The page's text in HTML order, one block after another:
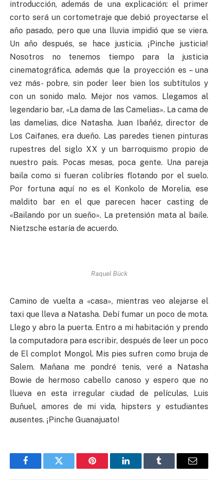
introducción, además de una explicación: el primer
corto será un cortometraje que debió proyectarse el
año pasado, pero que una lluvia impidió que se viera.
Un año después, se hace justicia. ¡Pinche justicia!
Nosotros no tenemos tiempo para la justicia
cinematográfica, además que la proyección es – una
vez más- pobre, sin poder leer bien los subtítulos y
con un sonido malo. Mejor nos vamos. Llegamos al
legendario bar, «La dama de las Camelias». La cama de
las damelias, dice Natasha. Juan Ibañéz, director de
Los Caifanes, era dueño. Las paredes tienen pinturas
rupestres del siglo XX y un barroquismo propio de
nuestro país. Pocas mesas, poca gente. Una pareja
baila como si fueran colibríes flotando por el suelo.
Por fortuna aquí no es el Konkolo de Morelia, ese
maldito bar en el que parecen hacer casting de
«Bailando por un sueño». La pretensión mata al baile.
Nietzsche estaría de acuerdo.
Raquel Bück
Camino de vuelta a «casa», mientras veo alejarse el
taxi que lleva a Natasha. Debí fumar un poco de mota.
Llego y abro la puerta. Entro a mi habitación y prendo
la computadora para escribir, después de leer un poco
de El complot Mongol. Mis pies sufren como bruja de
Salem. Mañana me pondré tenis, veré a Natasha
Bowie de hermoso cabello canoso y espero que no
llueva en esta irregular ciudad de películas, Luis
Buñuel, amores de mi vida, hipsters y estudiantes
ausentes. ¡Pinche Guanajuato!
FacebookTwitter Pinterest LinkedInTumblr Email